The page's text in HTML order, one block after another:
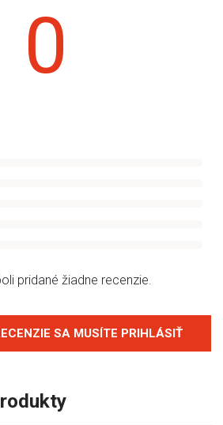
0
pridané žiadne recenzie.
SA MUSÍTE PRIHLÁSIŤ